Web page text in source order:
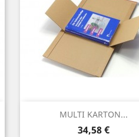
MULTI KARTON...
Preis
34,58 €
Vorschau